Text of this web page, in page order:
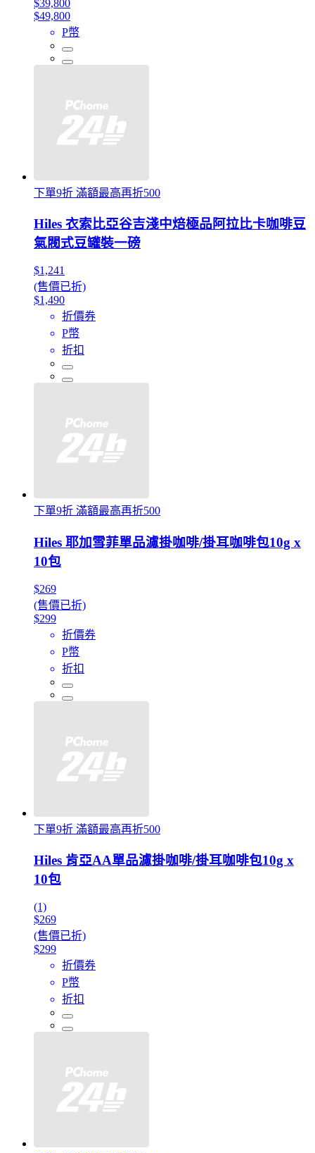
$39,800
$49,800
P幣
下單9折 滿額最高再折500
Hiles 衣索比亞谷吉淺中焙極品阿拉比卡咖啡豆
氣閥式豆罐裝一磅
$1,241
(售價已折)
$1,490
折價券
P幣
折扣
下單9折 滿額最高再折500
Hiles 耶加雪菲單品濾掛咖啡/掛耳咖啡包10g x
10包
$269
(售價已折)
$299
折價券
P幣
折扣
下單9折 滿額最高再折500
Hiles 肯亞AA單品濾掛咖啡/掛耳咖啡包10g x
10包
(1)
$269
(售價已折)
$299
折價券
P幣
折扣